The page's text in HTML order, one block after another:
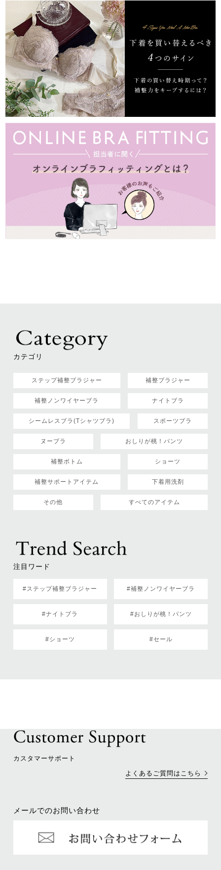
カテゴリ
ステップ補整ブラジャー 補整ブラジャー
補整ノンワイヤーブラ ナイトブラ
シームレスブラ(Tシャツブラ) スポーツブラ
ヌーブラ おしりが桃！パンツ
補整ボトム ショーツ
補整サポートアイテム 下着用洗剤
その他 すべてのアイテム
注目ワード
#ステップ補整ブラジャー #補整ノンワイヤーブラ
#ナイトブラ #おしりが桃！パンツ
#ショーツ #セール
カスタマーサポート
よくあるご質問はこちら
メールでのお問い合わせ